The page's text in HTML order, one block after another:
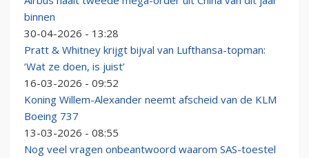
binnen
30-04-2026 - 13:28
Pratt & Whitney krijgt bijval van Lufthansa-topman:
‘Wat ze doen, is juist’
16-03-2026 - 09:52
Koning Willem-Alexander neemt afscheid van de KLM
Boeing 737
13-03-2026 - 08:55
Nog veel vragen onbeantwoord waarom SAS-toestel